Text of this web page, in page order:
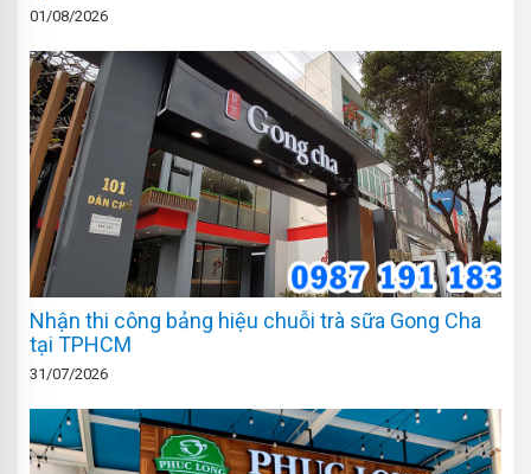
01/08/2026
Nhận thi công bảng hiệu chuỗi trà sữa Gong Cha
tại TPHCM
31/07/2026